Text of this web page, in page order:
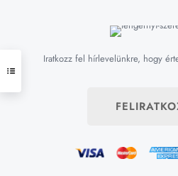
Iratkozz fel hírlevelünkre, hogy